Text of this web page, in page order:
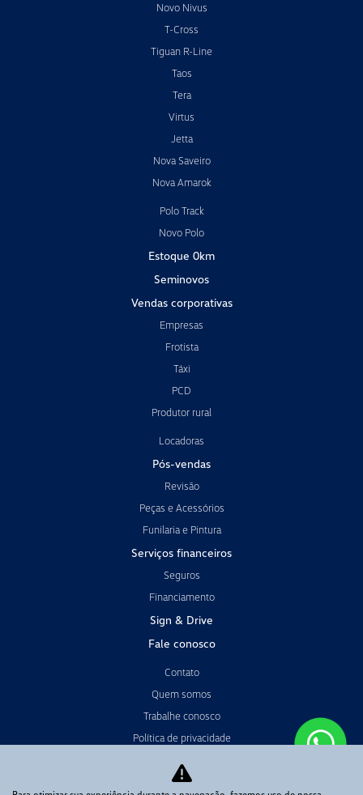
Novo Nivus
T-Cross
Tiguan R-Line
Taos
Tera
Virtus
Jetta
Nova Saveiro
Nova Amarok
Polo Track
Novo Polo
Estoque 0km
Seminovos
Vendas corporativas
Empresas
Frotista
Táxi
PCD
Produtor rural
Locadoras
Pós-vendas
Revisão
Peças e Acessórios
Funilaria e Pintura
Serviços financeiros
Seguros
Financiamento
Sign & Drive
Fale conosco
Contato
Quem somos
Trabalhe conosco
Política de privacidade
Sistema de Informações de Crédito Banco Volkswagen